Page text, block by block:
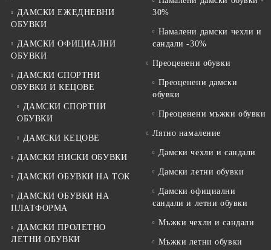
ДАМСКИ ЕЖЕДНЕВНИ
ОБУВКИ
ДАМСКИ ОФИЦИАЛНИ
ОБУВКИ
ДАМСКИ СПОРТНИ
ОБУВКИ И КЕЦОВЕ
ДАМСКИ СПОРТНИ
ОБУВКИ
ДАМСКИ КЕЦОВЕ
ДАМСКИ НИСКИ ОБУВКИ
ДАМСКИ ОБУВКИ НА ТОК
ДАМСКИ ОБУВКИ НА
ПЛАТФОРМА
ДАМСКИ ПРОЛЕТНО
ЛЕТНИ ОБУВКИ
30%
Намалени дамски чехли и
сандали -30%
Преоценени обувки
Преоценени дамски
обувки
Преоценени мъжки обувки
Лятно намаление
Дамски чехли и сандали
Дамски летни обувки
Дамски официални
сандали и летни обувки
Мъжки чехли и сандали
Мъжки летни обувки